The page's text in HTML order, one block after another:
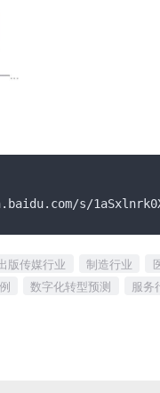
s/
版传媒行业 制造行业
数字化转型预测 服务